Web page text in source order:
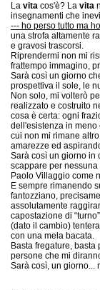
La vita cos'è? La vita
insegnamenti che
--- ho perso tutto ma
una strofa altamente
e gravosi trascorsi.
Riprendermi non mi
frattempo immagino,
Sarà così un giorno
prospettiva il sole, le
Non solo, mi volterò
realizzato e costruito
cosa è certa: ogni
dell'esistenza in
cui non mi rimane
amarezze ed
Sarà così un giorno in
scappare per
Paolo Villaggio come
E sempre rimanendo
fantozziano,
assolutamente
capostazione di
(dato il cambio)
con una mela bacata.
Basta fregature, basta
persone che mi diranno
Sarà così, un giorno...